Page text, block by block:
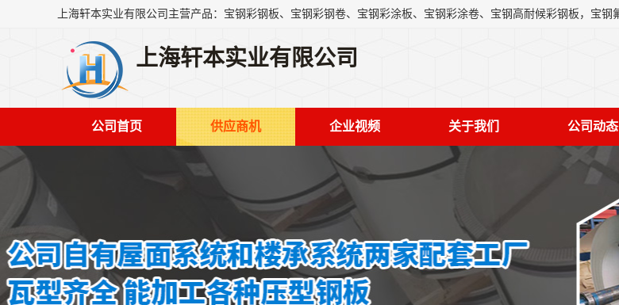
上海轩本实业有限公司
公司首页 供应商机 企业视频 关于我们 公司动态